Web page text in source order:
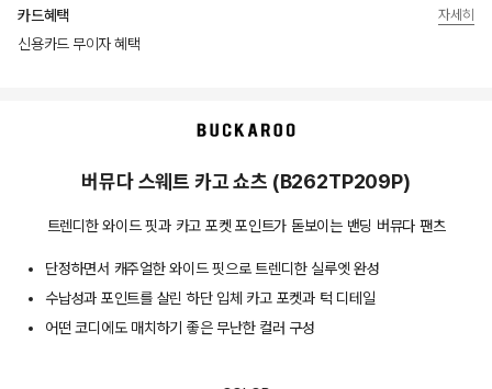
카드혜택
신용카드 무이자 혜택
자세히
버뮤다 스웨트 카고 쇼츠 (B262TP209P)
트렌디한 와이드 핏과 카고 포켓 포인트가 돋보이는 밴딩 버뮤다 팬츠
단정하면서 캐주얼한 와이드 핏으로 트렌디한 실루엣 완성
수납성과 포인트를 살린 하단 입체 카고 포켓과 턱 디테일
어떤 코디에도 매치하기 좋은 무난한 컬러 구성